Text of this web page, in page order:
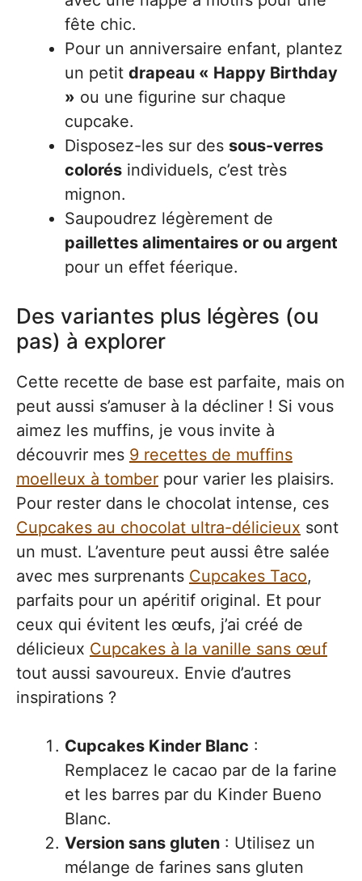
fête chic.
Pour un anniversaire enfant, plantez
un petit drapeau « Happy Birthday
» ou une figurine sur chaque
cupcake.
Disposez-les sur des sous-verres
colorés individuels, c’est très
mignon.
Saupoudrez légèrement de
paillettes alimentaires or ou argent
pour un effet féerique.
Des variantes plus légères (ou
pas) à explorer
Cette recette de base est parfaite, mais on
peut aussi s’amuser à la décliner ! Si vous
aimez les muffins, je vous invite à
découvrir mes 9 recettes de muffins
moelleux à tomber pour varier les plaisirs.
Pour rester dans le chocolat intense, ces
Cupcakes au chocolat ultra-délicieux sont
un must. L’aventure peut aussi être salée
avec mes surprenants Cupcakes Taco,
parfaits pour un apéritif original. Et pour
ceux qui évitent les œufs, j’ai créé de
délicieux Cupcakes à la vanille sans œuf
tout aussi savoureux. Envie d’autres
inspirations ?
Cupcakes Kinder Blanc :
Remplacez le cacao par de la farine
et les barres par du Kinder Bueno
Blanc.
Version sans gluten : Utilisez un
mélange de farines sans gluten